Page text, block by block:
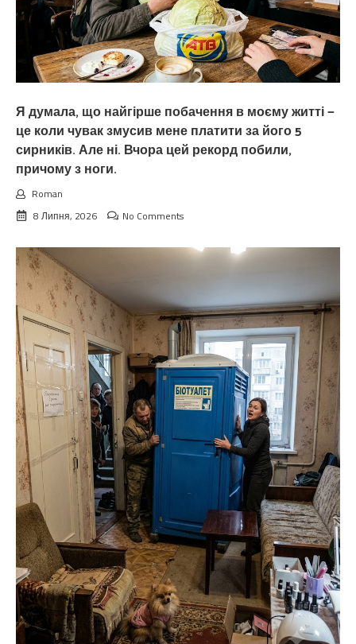
Я думала, що найгірше побачення в моєму житті —
це коли чувак змусив мене платити за його 5
сирників. Але ні. Вчора цей рекорд побили,
причому з ноги.
Roman
8 Липня, 2026
No Comments